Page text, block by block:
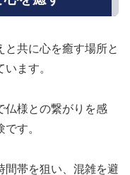
共に心を癒す場所と
ます。
仏様との繋がりを感
す。
間帯を狙い、混雑を避